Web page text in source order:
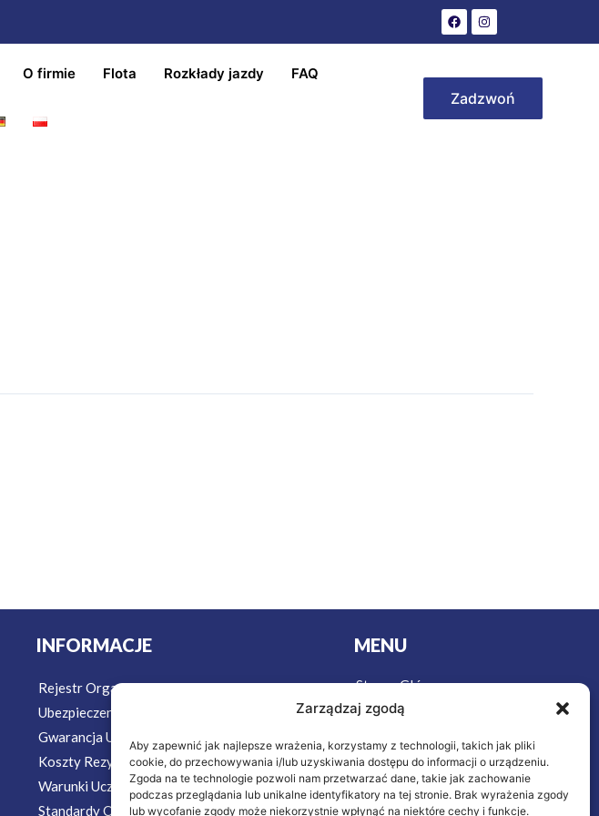
Zarządzaj zgodą
Aby zapewnić jak najlepsze wrażenia, korzystamy z technologii, takich jak pliki
cookie, do przechowywania i/lub uzyskiwania dostępu do informacji o urządzeniu.
Zgoda na te technologie pozwoli nam przetwarzać dane, takie jak zachowanie
podczas przeglądania lub unikalne identyfikatory na tej stronie. Brak wyrażenia zgody
lub wycofanie zgody może niekorzystnie wpłynąć na niektóre cechy i funkcje.
O firmie Flota Rozkłady jazdy FAQ
Zadzwoń
INFORMACJE
Rejestr Organizatorów Turystyki
Ubezpieczenie w Podróży
Gwarancja Ubezpieczeniowa
Koszty Rezygnacji Ubezpieczenie
Warunki Uczestnictwa
Standardy Ochrony Małoletnich
MENU
Strona Główna
Wycieczki
O nas
Kontakt